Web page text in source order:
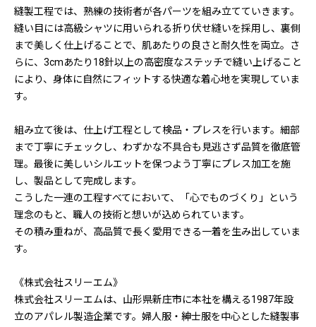
縫製工程では、熟練の技術者が各パーツを組み立てていきます。
縫い目には高級シャツに用いられる折り伏せ縫いを採用し、裏側
まで美しく仕上げることで、肌あたりの良さと耐久性を両立。さ
らに、3cmあたり18針以上の高密度なステッチで縫い上げること
により、身体に自然にフィットする快適な着心地を実現していま
す。
組み立て後は、仕上げ工程として検品・プレスを行います。細部
まで丁寧にチェックし、わずかな不具合も見逃さず品質を徹底管
理。最後に美しいシルエットを保つよう丁寧にプレス加工を施
し、製品として完成します。
こうした一連の工程すべてにおいて、「心でものづくり」という
理念のもと、職人の技術と想いが込められています。
その積み重ねが、高品質で長く愛用できる一着を生み出していま
す。
《株式会社スリーエム》
株式会社スリーエムは、山形県新庄市に本社を構える1987年設
立のアパレル製造企業です。婦人服・紳士服を中心とした縫製事